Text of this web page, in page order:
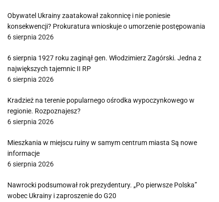
Obywatel Ukrainy zaatakował zakonnicę i nie poniesie
konsekwencji? Prokuratura wnioskuje o umorzenie postępowania
6 sierpnia 2026
6 sierpnia 1927 roku zaginął gen. Włodzimierz Zagórski. Jedna z
największych tajemnic II RP
6 sierpnia 2026
Kradzież na terenie popularnego ośrodka wypoczynkowego w
regionie. Rozpoznajesz?
6 sierpnia 2026
Mieszkania w miejscu ruiny w samym centrum miasta Są nowe
informacje
6 sierpnia 2026
Nawrocki podsumował rok prezydentury. „Po pierwsze Polska”
wobec Ukrainy i zaproszenie do G20